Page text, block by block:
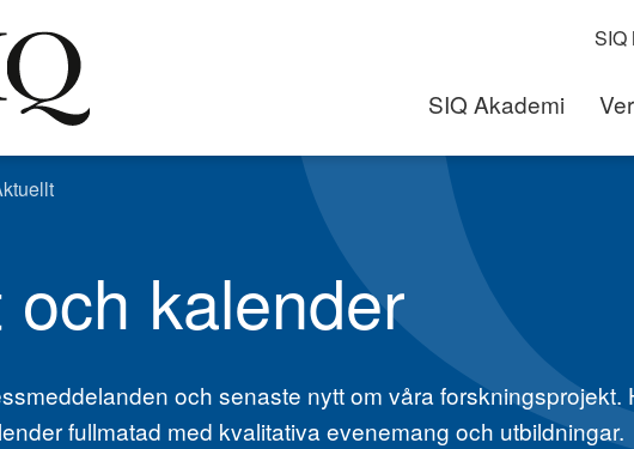
SIQ
SIQ Akademi
kalender
och senaste nytt om våra forskningsprojekt.
fullmatad med kvalitativa evenemang och utbildningar.